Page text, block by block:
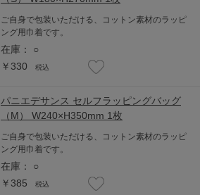
ご自身で包装いただける、コットン素材のラッピ
ング用巾着です。
在庫：
○
￥330
税込
パニエデサンス セルフラッピングバッグ
（M） W240×H350mm 1枚
ご自身で包装いただける、コットン素材のラッピ
ング用巾着です。
在庫：
○
￥385
税込